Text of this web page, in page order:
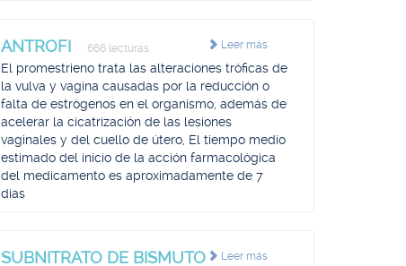
Leer más
ANTROFI 666 lecturas
El promestrieno trata las alteraciones tróficas de
la vulva y vagina causadas por la reducción o
falta de estrógenos en el organismo, además de
acelerar la cicatrización de las lesiones
vaginales y del cuello de útero, El tiempo medio
estimado del inicio de la acción farmacológica
del medicamento es aproximadamente de 7
días
Leer más
SUBNITRATO DE BISMUTO